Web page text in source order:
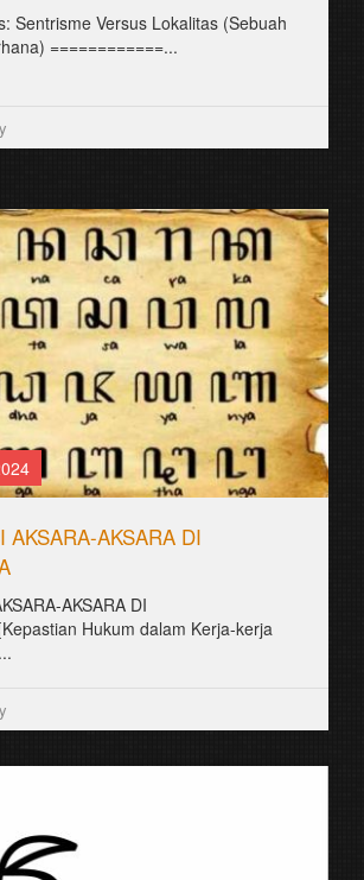
Sentrisme Versus Lokalitas (Sebuah
============...
AKSARA-AKSARA DI
AKSARA DI
Hukum dalam Kerja-kerja